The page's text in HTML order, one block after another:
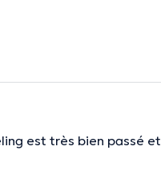
est très bien passé et